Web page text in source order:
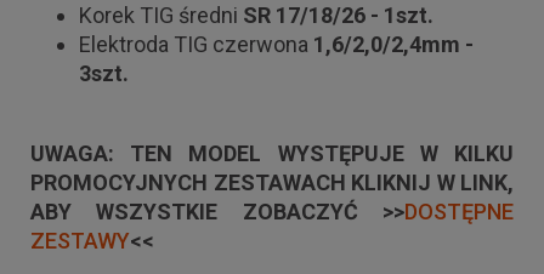
Korek TIG średni SR 17/18/26 - 1szt.
Elektroda TIG czerwona 1,6/2,0/2,4mm -
3szt.
UWAGA: TEN MODEL WYSTĘPUJE W KILKU
PROMOCYJNYCH ZESTAWACH KLIKNIJ W LINK,
ABY WSZYSTKIE ZOBACZYĆ >>DOSTĘPNE
ZESTAWY<<